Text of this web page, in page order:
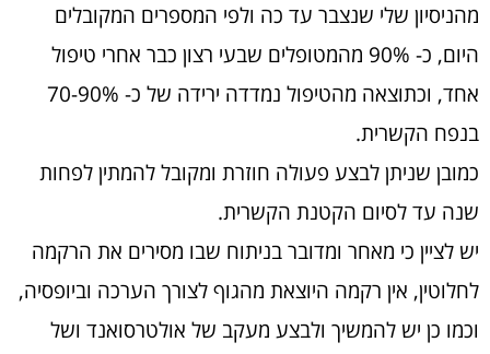
מהניסיון שלי שנצבר עד כה ולפי המספרים המקובלים
היום, כ- 90% מהמטופלים שבעי רצון כבר אחרי טיפול
אחד, וכתוצאה מהטיפול נמדדה ירידה של כ- 70-90%
בנפח הקשרית.
כמובן שניתן לבצע פעולה חוזרת ומקובל להמתין לפחות
שנה עד לסיום הקטנת הקשרית.
יש לציין כי מאחר ומדובר בניתוח שבו מסירים את הרקמה
לחלוטין, אין רקמה היוצאת מהגוף לצורך הערכה וביופסיה,
וכמו כן יש להמשיך ולבצע מעקב של אולטרסואנד ושל